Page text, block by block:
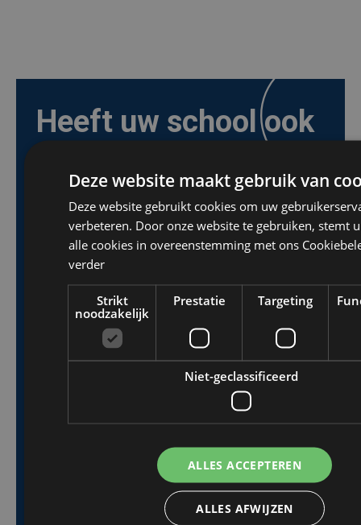
Heeft uw school ook
Ontdek hoe modulaire units, in combinatie
met onze 360° Services, de ideale oplossing
kunnen zijn voor uw onderwijsproject.
Voornaam*
Achternaam*
Deze website maakt gebruik van
Deze website gebruikt cookies om uw
verbeteren. Door onze website te gebruiken, stemt
alle cookies in overeenstemming met ons
verder
Strikt
noodzakelijk
Prestatie Targeting
Niet-geclassificeerd
ALLES ACCEPTEREN
ALLES AFWIJZEN